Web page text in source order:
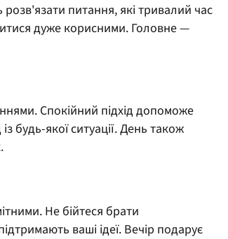
розв'язати питання, які тривалий час
дуже корисними. Головне —
Спокійний підхід допоможе
будь-якої ситуації. День також
Не бійтеся брати
ваші ідеї. Вечір подарує